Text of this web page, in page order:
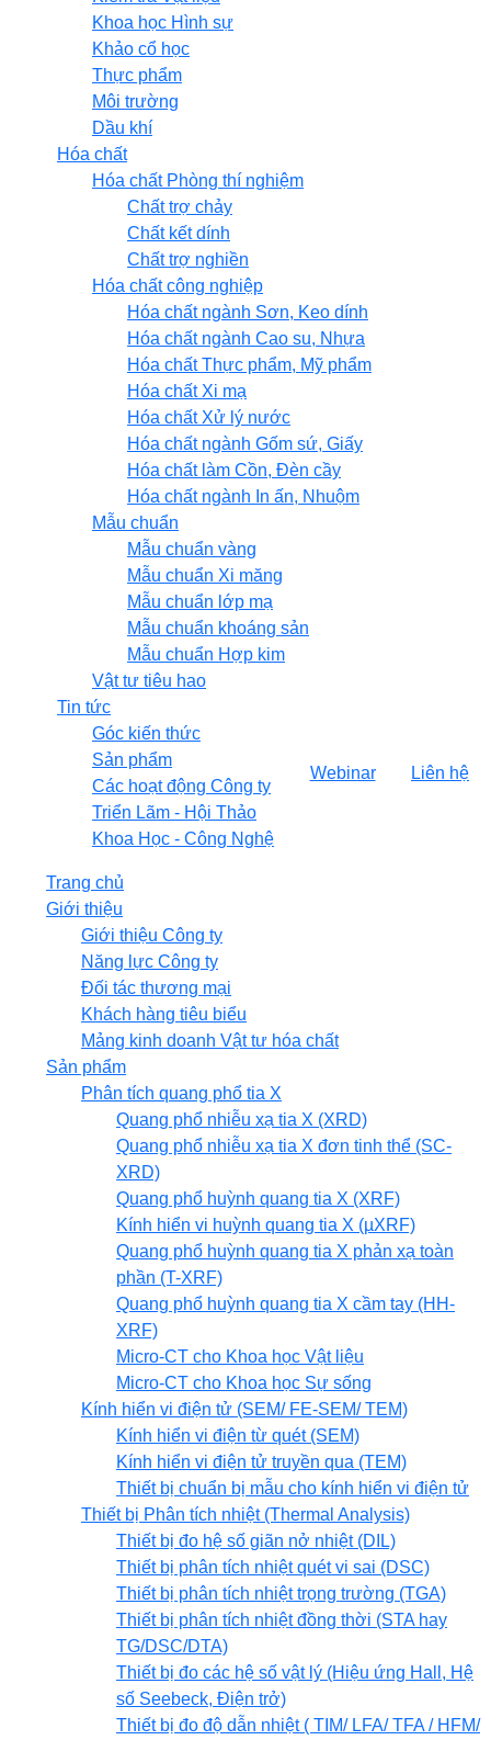
Khoa học Hình sự
Khảo cổ học
Thực phẩm
Môi trường
Dầu khí
Hóa chất
Hóa chất Phòng thí nghiệm
Chất trợ chảy
Chất kết dính
Chất trợ nghiền
Hóa chất công nghiệp
Hóa chất ngành Sơn, Keo dính
Hóa chất ngành Cao su, Nhựa
Hóa chất Thực phẩm, Mỹ phẩm
Hóa chất Xi mạ
Hóa chất Xử lý nước
Hóa chất ngành Gốm sứ, Giấy
Hóa chất làm Cồn, Đèn cầy
Hóa chất ngành In ấn, Nhuộm
Mẫu chuẩn
Mẫu chuẩn vàng
Mẫu chuẩn Xi măng
Mẫu chuẩn lớp mạ
Mẫu chuẩn khoáng sản
Mẫu chuẩn Hợp kim
Vật tư tiêu hao
Tin tức
Góc kiến thức
Sản phẩm
Các hoạt động Công ty
Triển Lãm - Hội Thảo
Khoa Học - Công Nghệ
Webinar Liên hệ
Trang chủ
Giới thiệu
Giới thiệu Công ty
Năng lực Công ty
Đối tác thương mại
Khách hàng tiêu biểu
Mảng kinh doanh Vật tư hóa chất
Sản phẩm
Phân tích quang phổ tia X
Quang phổ nhiễu xạ tia X (XRD)
Quang phổ nhiễu xạ tia X đơn tinh thể (SC-
XRD)
Quang phổ huỳnh quang tia X (XRF)
Kính hiển vi huỳnh quang tia X (µXRF)
Quang phổ huỳnh quang tia X phản xạ toàn
phần (T-XRF)
Quang phổ huỳnh quang tia X cầm tay (HH-
XRF)
Micro-CT cho Khoa học Vật liệu
Micro-CT cho Khoa học Sự sống
Kính hiển vi điện tử (SEM/ FE-SEM/ TEM)
Kính hiển vi điện từ quét (SEM)
Kính hiển vi điện tử truyền qua (TEM)
Thiết bị chuẩn bị mẫu cho kính hiển vi điện tử
Thiết bị Phân tích nhiệt (Thermal Analysis)
Thiết bị đo hệ số giãn nở nhiệt (DIL)
Thiết bị phân tích nhiệt quét vi sai (DSC)
Thiết bị phân tích nhiệt trọng trường (TGA)
Thiết bị phân tích nhiệt đồng thời (STA hay
TG/DSC/DTA)
Thiết bị đo các hệ số vật lý (Hiệu ứng Hall, Hệ
số Seebeck, Điện trở)
Thiết bị đo độ dẫn nhiệt ( TIM/ LFA/ TFA / HFM/